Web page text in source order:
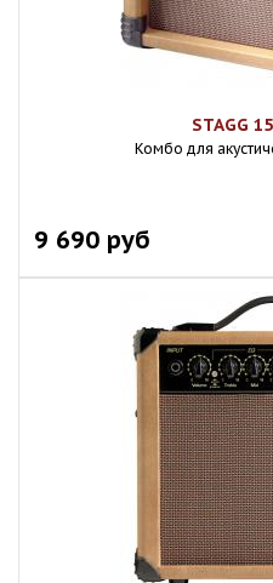
STAGG
Комбо для
9 690 руб